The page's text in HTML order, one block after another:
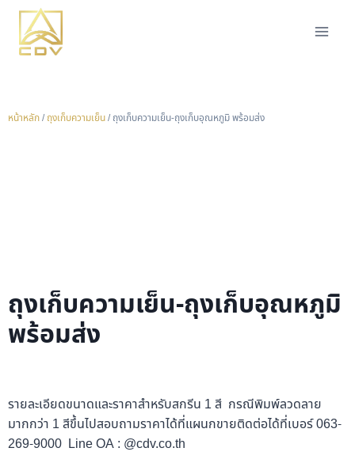
หน้าหลัก/ถุงเก็บความเย็น/ ถุงเก็บความเย็น-ถุงเก็บอุณหภูมิ พร้อมส่ง
ถุงเก็บความเย็น-ถุงเก็บอุณหภูมิ
พร้อมส่ง
รายละเอียดขนาดและราคาสำหรับสกรีน 1 สี กรณีพิมพ์ลวดลาย
มากกว่า 1 สีขึ้นไปสอบถามราคาได้ที่แผนกขายติดต่อได้ที่เบอร์ 063-
269-9000 Line OA : @cdv.co.th